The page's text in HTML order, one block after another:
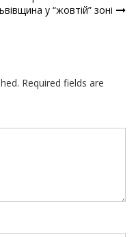
у “жовтій” зоні
Required fields are